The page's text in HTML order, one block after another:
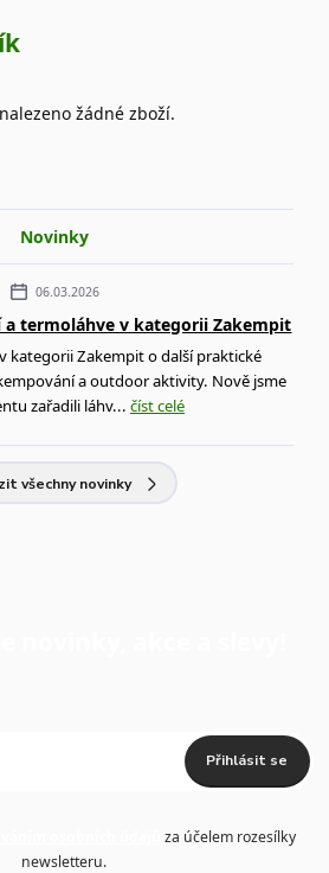
žádné zboží.
Novinky
06.03.2026
a termoláhve v kategorii Zakempit
kategorii Zakempit o další praktické
a outdoor aktivity. Nově jsme
zařadili láhv... číst celé
všechny novinky
Přihlásit se
za účelem rozesílky
newsletteru.